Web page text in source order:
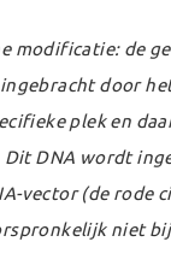
modificatie: de
door
plek en
Dit DNA wordt
vector (de rode
niet